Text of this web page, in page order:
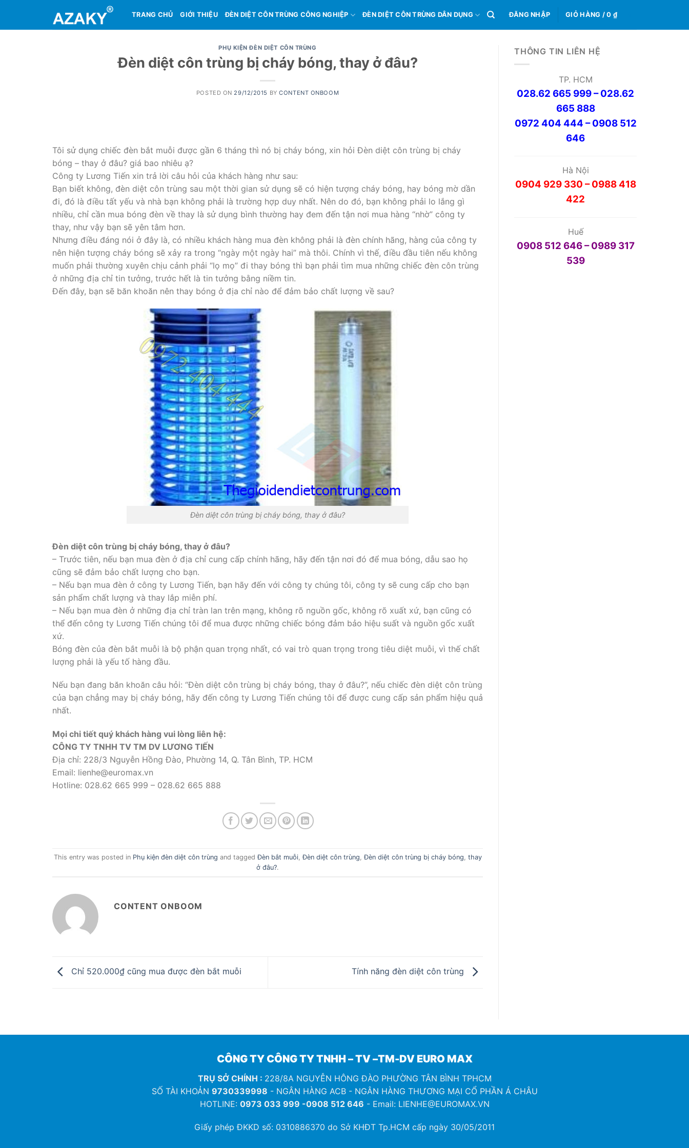
content
TRANG CHỦ GIỚI THIỆU ĐÈN DIỆT CÔN TRÙNG CÔNG NGHIỆP ĐÈN DIỆT CÔN TRÙNG DÂN DỤNG ĐĂNG NHẬP GIỎ HÀNG /0 ₫
PHỤ KIỆN ĐÈN DIỆT CÔN TRÙNG
Đèn diệt côn trùng bị cháy bóng, thay ở đâu?
POSTED ON 29/12/2015 BYCONTENT ONBOOM
Tôi sử dụng chiếc đèn bắt muỗi được gần 6 tháng thì nó bị cháy bóng, xin hỏi Đèn diệt côn trùng bị cháy
bóng – thay ở đâu? giá bao nhiêu ạ?
Công ty Lương Tiến xin trả lời câu hỏi của khách hàng như sau:
Bạn biết không, đèn diệt côn trùng sau một thời gian sử dụng sẽ có hiện tượng cháy bóng, hay bóng mờ dần
đi, đó là điều tất yếu và nhà bạn không phải là trường hợp duy nhất. Nên do đó, bạn không phải lo lắng gì
nhiều, chỉ cần mua bóng đèn về thay là sử dụng bình thường hay đem đến tận nơi mua hàng “nhờ” công ty
thay, như vậy bạn sẽ yên tâm hơn.
Nhưng điều đáng nói ở đây là, có nhiều khách hàng mua đèn không phải là đèn chính hãng, hàng của công ty
nên hiện tượng cháy bóng sẽ xảy ra trong “ngày một ngày hai” mà thôi. Chính vì thế, điều đầu tiên nếu không
muốn phải thường xuyên chịu cảnh phải “lọ mọ” đi thay bóng thì bạn phải tìm mua những chiếc đèn côn trùng
ở những địa chỉ tin tưởng, trước hết là tin tưởng bằng niềm tin.
Đến đây, bạn sẽ băn khoăn nên thay bóng ở địa chỉ nào để đảm bảo chất lượng về sau?
Đèn diệt côn trùng bị cháy bóng, thay ở đâu?
Đèn diệt côn trùng bị cháy bóng, thay ở đâu?
– Trước tiên, nếu bạn mua đèn ở địa chỉ cung cấp chính hãng, hãy đến tận nơi đó để mua bóng, dẫu sao họ
cũng sẽ đảm bảo chất lượng cho bạn.
– Nếu bạn mua đèn ở công ty Lương Tiến, bạn hãy đến với công ty chúng tôi, công ty sẽ cung cấp cho bạn
sản phẩm chất lượng và thay lắp miễn phí.
– Nếu bạn mua đèn ở những địa chỉ tràn lan trên mạng, không rõ nguồn gốc, không rõ xuất xứ, bạn cũng có
thể đến công ty Lương Tiến chúng tôi để mua được những chiếc bóng đảm bảo hiệu suất và nguồn gốc xuất
xứ.
Bóng đèn của đèn bắt muỗi là bộ phận quan trọng nhất, có vai trò quan trọng trong tiêu diệt muỗi, vì thế chất
lượng phải là yếu tố hàng đầu.
Nếu bạn đang băn khoăn câu hỏi: “Đèn diệt côn trùng bị cháy bóng, thay ở đâu?”, nếu chiếc đèn diệt côn trùng
của bạn chẳng may bị cháy bóng, hãy đến công ty Lương Tiến chúng tôi để được cung cấp sản phẩm hiệu quả
nhất.
Mọi chi tiết quý khách hàng vui lòng liên hệ:
CÔNG TY TNHH TV TM DV LƯƠNG TIẾN
Địa chỉ: 228/3 Nguyễn Hồng Đào, Phường 14, Q. Tân Bình, TP. HCM
Email: lienhe@euromax.vn
Hotline: 028.62 665 999 – 028.62 665 888
This entry was posted in Phụ kiện đèn diệt côn trùng and taggedĐèn bắt muỗi,Đèn diệt côn trùng ,Đèn diệt côn trùng bị cháy bóng thay
ở đâu?.
CONTENT ONBOOM
Chỉ 520.000₫ cũng mua được đèn bắt muỗi Tính năng đèn diệt côn trùng
THÔNG TIN LIÊN HỆ
TP. HCM
028.62 665 999 – 028.62
665 888
0972 404 444 – 0908 512
646
Hà Nội
0904 929 330 – 0988 418
422
Huế
0908 512 646 – 0989 317
539
CÔNG TY CÔNG TY TNHH – TV –TM-DV EURO MAX
TRỤ SỞ CHÍNH : 228/8A NGUYỄN HÔNG ĐÀO PHƯỜNG TÂN BÌNH TPHCM
SỐ TÀI KHOẢN 9730339998 - NGÂN HÀNG ACB - NGÂN HÀNG THƯƠNG MẠI CỔ PHẦN Á CHÂU
HOTLINE: 0973 033 999 -0908 512 646 - Email: LIENHE@EUROMAX.VN
Giấy phép ĐKKD số: 0310886370 do Sở KHĐT Tp.HCM cấp ngày 30/05/2011